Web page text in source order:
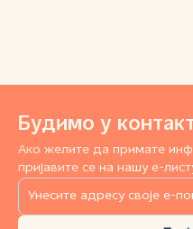
Будимо у
Ако желите да примате
пријавите се на нашу е-